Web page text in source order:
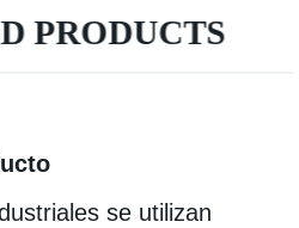
PRODUCTS
se utilizan